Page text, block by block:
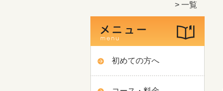
一覧
初めての方へ